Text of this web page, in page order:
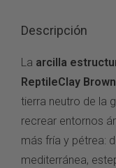
Descripción
La arcilla
ReptileClay
tierra neutro de la
recrear entornos
más fría y pétrea:
mediterránea,